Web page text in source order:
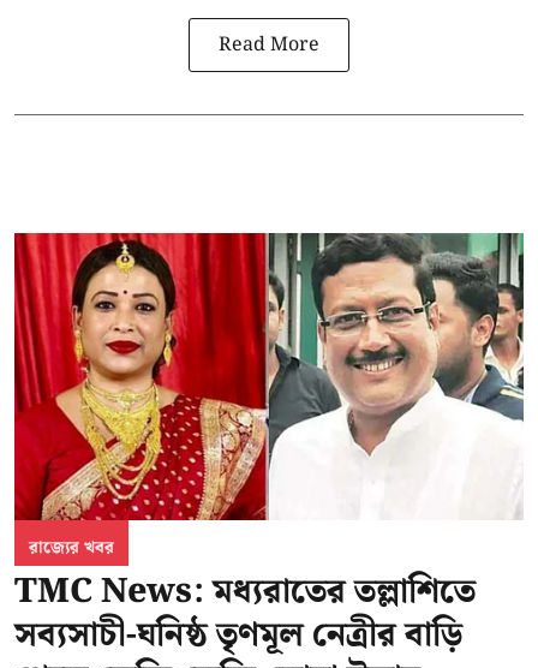
Read More
রাজ্যের খবর
TMC News: মধ্যরাতের তল্লাশিতে
সব্যসাচী-ঘনিষ্ঠ তৃণমূল নেত্রীর বাড়ি